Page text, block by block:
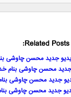
Related Posts:
جدید محسن چاوشی
جدید محسن چاوشی بنام
جدید محسن چاوشی
جدید محسن چاوشی